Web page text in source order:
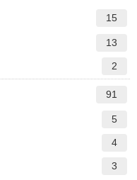
15
13
2
91
5
4
3